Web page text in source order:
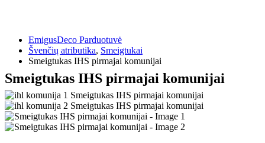
EmigusDeco Parduotuvė
Švenčių atributika, Smeigtukai
Smeigtukas IHS pirmajai komunijai
Smeigtukas IHS pirmajai komunijai